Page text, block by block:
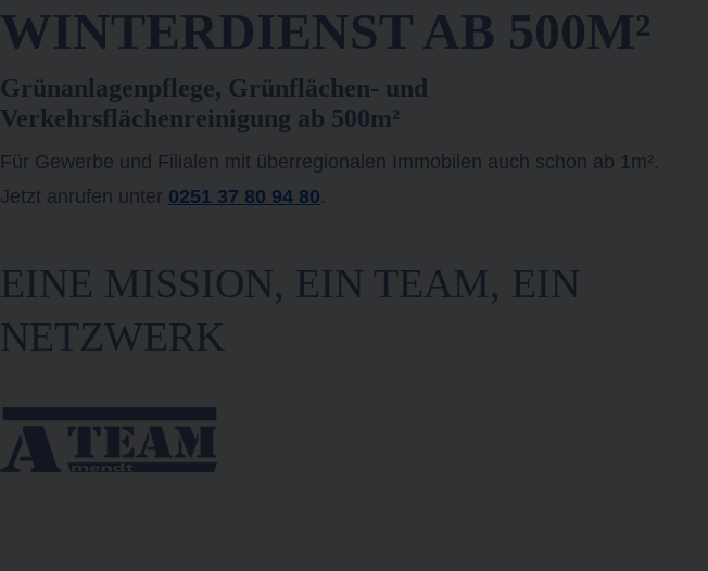
WINTERDIENST AB 500M²
Grünanlagenpflege, Grünflächen- und
Verkehrsflächenreinigung ab 500m²
Für Gewerbe und Filialen mit überregionalen Immobilen auch schon ab 1m².
Jetzt anrufen unter 0251 37 80 94 80.
EINE MISSION, EIN TEAM, EIN
NETZWERK